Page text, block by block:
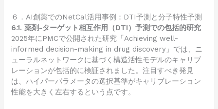
６．AI創薬でのNetCal活用事例：DTI予測と分子特性予測
6.1. 薬剤-ターゲット相互作用（DTI）予測での包括的研究
2025年にPMCで公開された研究「Achieving well-
informed decision-making in drug discovery」では、ニ
ューラルネットワークに基づく構造活性モデルのキャリブ
レーションが包括的に検証されました。注目すべき発見
は、ハイパーパラメータの選択基準がキャリブレーション
性能を大きく左右するという点です。